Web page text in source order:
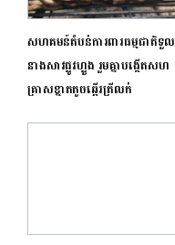
សហគមន៍តំបន់ការពារធម្មជាតិទួល
នាងសាវផ្លូវហ្លួង រួមគ្នាបង្កើតសហ
គ្រាសខ្នាតតូចឆ្អើរត្រីលក់